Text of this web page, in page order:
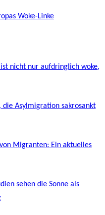
Woke-Linke
nicht nur aufdringlich woke,
Asylmigration sakrosankt
Migranten: Ein aktuelles
sehen die Sonne als